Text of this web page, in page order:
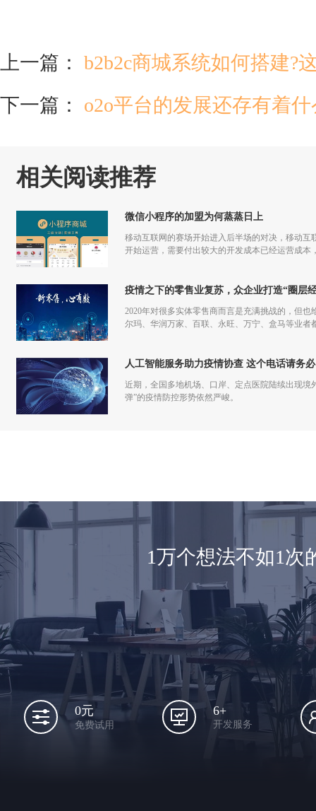
上一篇： b2b2c商城系统如何搭建?
下一篇： o2o平台的发展还存有着
相关阅读推荐
微信小程序的加盟为何蒸蒸日上
移动互联网的赛场开始进入后半场的对决，移动
开始运营，需要付出较大的开发成本已经运营成
疫情之下的零售业复苏，众企业打造“圈层
2020年对很多实体零售商而言是充满挑战的，但
尔玛、华润万家、百联、永旺、万宁、盒马等业
人工智能服务助力疫情协查 这个电话请务
近期，全国多地机场、口岸、定点医院陆续出现
弹”的疫情防控形势依然严峻。
1万个想法不如1次
0元
免费试用
6+
开发服务